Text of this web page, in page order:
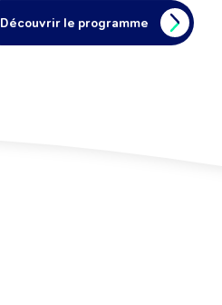
Découvrir le programme